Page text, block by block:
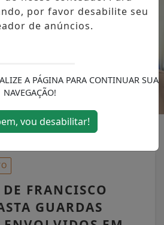
FRANCISCO
GUARDAS
por favor desabilite seu
de anúncios.
A PÁGINA PARA CONTINUAR SUA
NAVEGAÇÃO!
vou desabilitar!